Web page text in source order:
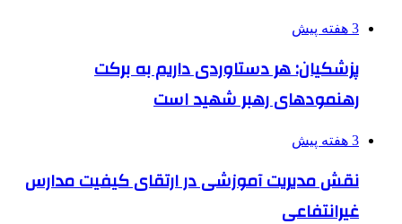
3 هفته پیش
پزشکیان: هر دستاوردی داریم به برکت
رهنمودهای رهبر شهید است
3 هفته پیش
نقش مدیریت آموزشی در ارتقای کیفیت مدارس
غیرانتفاعی